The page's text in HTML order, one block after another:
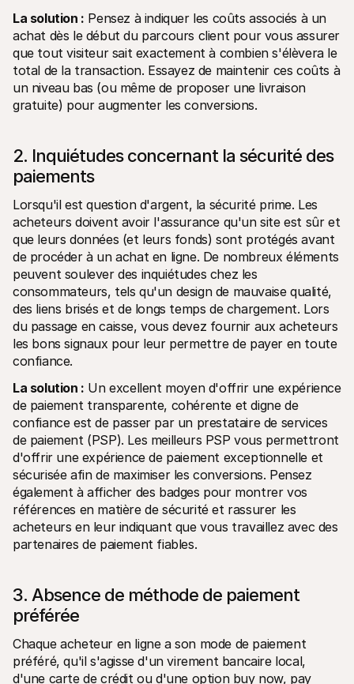
La solution : Pensez à indiquer les coûts associés à un
achat dès le début du parcours client pour vous assurer
que tout visiteur sait exactement à combien s'élèvera le
total de la transaction. Essayez de maintenir ces coûts à
un niveau bas (ou même de proposer une livraison
gratuite) pour augmenter les conversions.
2. Inquiétudes concernant la sécurité des
paiements
Lorsqu'il est question d'argent, la sécurité prime. Les
acheteurs doivent avoir l'assurance qu'un site est sûr et
que leurs données (et leurs fonds) sont protégés avant
de procéder à un achat en ligne. De nombreux éléments
peuvent soulever des inquiétudes chez les
consommateurs, tels qu'un design de mauvaise qualité,
des liens brisés et de longs temps de chargement. Lors
du passage en caisse, vous devez fournir aux acheteurs
les bons signaux pour leur permettre de payer en toute
confiance.
La solution : Un excellent moyen d'offrir une expérience
de paiement transparente, cohérente et digne de
confiance est de passer par un prestataire de services
de paiement (PSP). Les meilleurs PSP vous permettront
d'offrir une expérience de paiement exceptionnelle et
sécurisée afin de maximiser les conversions. Pensez
également à afficher des badges pour montrer vos
références en matière de sécurité et rassurer les
acheteurs en leur indiquant que vous travaillez avec des
partenaires de paiement fiables.
3. Absence de méthode de paiement
préférée
Chaque acheteur en ligne a son mode de paiement
préféré, qu'il s'agisse d'un virement bancaire local,
d'une carte de crédit ou d'une option buy now, pay